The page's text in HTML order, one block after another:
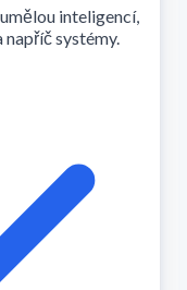
inteligencí,
systémy.